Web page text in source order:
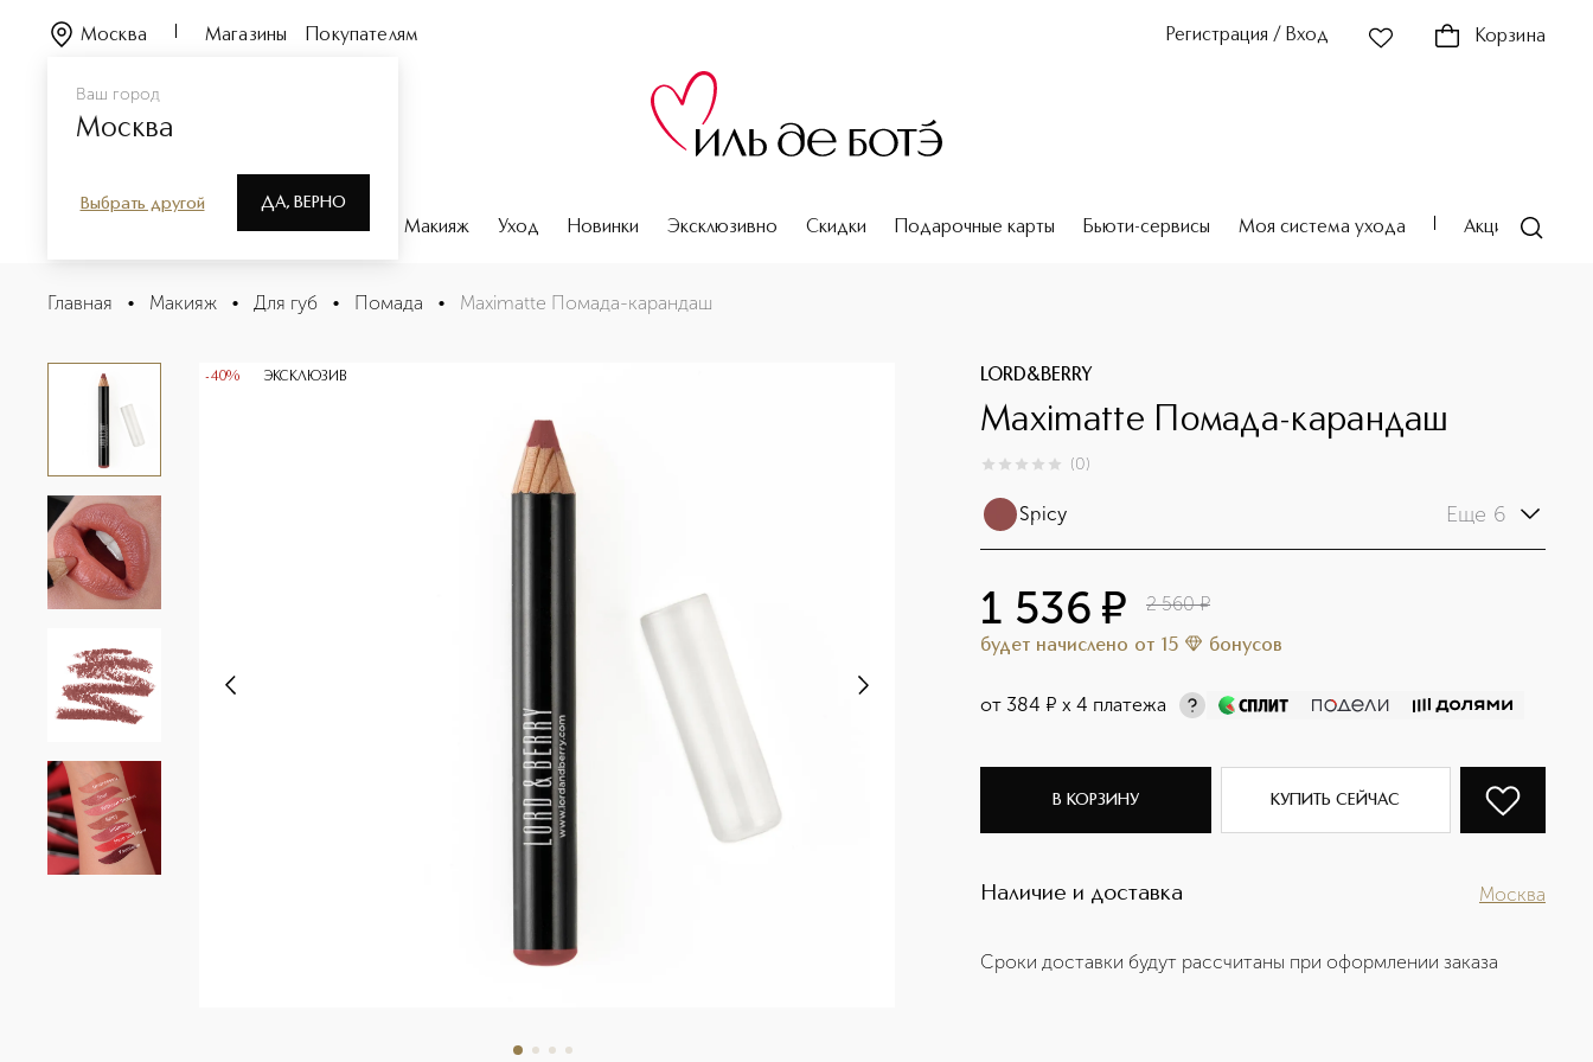
Ваш город
Москва
Выбрать другой ДА, ВЕРНО
Москва Магазины Покупателям Регистрация / Вход Корзина
Парфюмерия Макияж Уход Новинки Эксклюзивно Скидки Подарочные карты Бьюти-сервисы Моя система ухода Акции
Maximatte Помада-карандаш
Описание
Главная • Макияж • Для губ • Помада • Maximatte Помада-карандаш
-40% ЭКСКЛЮЗИВ LORD&BERRY
Maximatte Помада-карандаш
0из 0 (0)
Spicy Еще 6
1 536 ¤ 2 560 ¤
будет начислено от 15 бонусов
от 384 ¤ х 4 платежа
В КОРЗИНУ КУПИТЬ СЕЙЧАС
Наличие и доставка Москва
Сроки доставки будут рассчитаны при оформлении заказа